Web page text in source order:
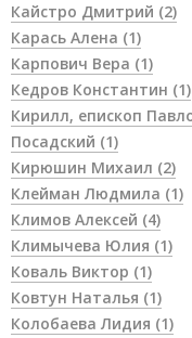
Кайстро Дмитрий (2)
Карась Алена (1)
Карпович Вера (1)
Кедров Константин (1)
Кирилл, епископ Павлово-
Посадский (1)
Кирюшин Михаил (2)
Клейман Людмила (1)
Климов Алексей (4)
Климычева Юлия (1)
Коваль Виктор (1)
Ковтун Наталья (1)
Колобаева Лидия (1)